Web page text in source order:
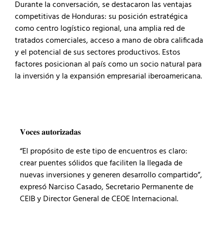
Durante la conversación, se destacaron las ventajas
competitivas de Honduras: su posición estratégica
como centro logístico regional, una amplia red de
tratados comerciales, acceso a mano de obra calificada
y el potencial de sus sectores productivos. Estos
factores posicionan al país como un socio natural para
la inversión y la expansión empresarial iberoamericana.
𝐕𝐨𝐜𝐞𝐬 𝐚𝐮𝐭𝐨𝐫𝐢𝐳𝐚𝐝𝐚𝐬
“El propósito de este tipo de encuentros es claro:
crear puentes sólidos que faciliten la llegada de
nuevas inversiones y generen desarrollo compartido”,
expresó Narciso Casado, Secretario Permanente de
CEIB y Director General de CEOE Internacional.